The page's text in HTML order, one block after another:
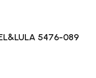
5476-089